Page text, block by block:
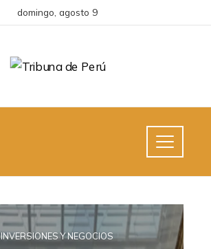
domingo, agosto 9
INVERSIONES Y NEGOCIOS